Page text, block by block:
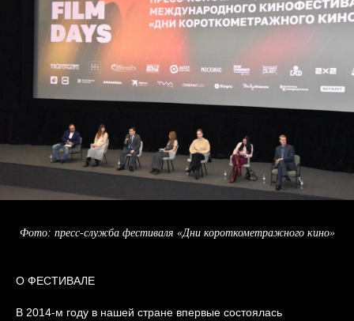
Фото: пресс-служба фестиваля «Дни короткометражного кино»
О ФЕСТИВАЛЕ
В 2014-м году в нашей стране впервые состоялась